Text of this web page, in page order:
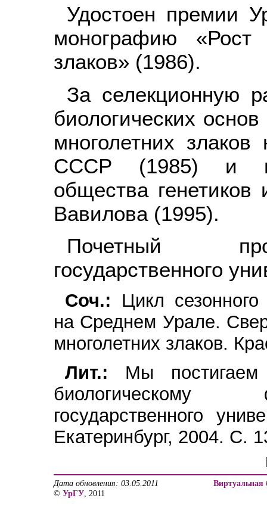
Удостоен премии
монографию «Рост
злаков» (1986).
За селекционную
биологических
многолетних
СССР (1985) и
общества
Вавилова (1995).
Почетный
государственного
Соч.: Цикл сезонного
на Среднем Урале.
многолетних злаков.
Лит.: Мы
биологическому
государственного
Екатеринбург, 2004. С.
Дата обновления: 03.05.2011
© УрГУ , 2011
Виртуальная